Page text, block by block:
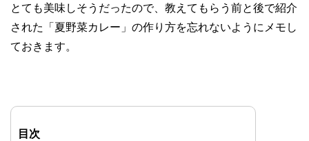
とても美味しそうだったので、教えてもらう前と後で紹介
された「夏野菜カレー」の作り方を忘れないようにメモし
ておきます。
目次